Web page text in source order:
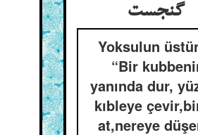
گنجست
Yoksulun
“Bir
yanında dur,
kıbleye
at,nereye